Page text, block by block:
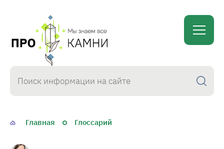
proKamni
Главная Глоссарий